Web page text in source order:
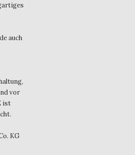
auch
vor
ist
KG